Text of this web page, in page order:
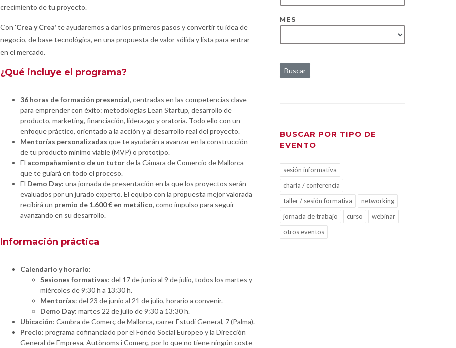
crecimiento de tu proyecto.
Con 'Crea y Crea' te ayudaremos a dar los primeros pasos y convertir tu idea de
negocio, de base tecnológica, en una propuesta de valor sólida y lista para entrar
en el mercado.
¿Qué incluye el programa?
36 horas de formación presencial, centradas en las competencias clave
para emprender con éxito: metodologías Lean Startup, desarrollo de
producto, marketing, financiación, liderazgo y oratoria. Todo ello con un
enfoque práctico, orientado a la acción y al desarrollo real del proyecto.
Mentorías personalizadas que te ayudarán a avanzar en la construcción
de tu producto mínimo viable (MVP) o prototipo.
El acompañamiento de un tutorde la Cámara de Comercio de Mallorca
que te guiará en todo el proceso.
El Demo Day: una jornada de presentación en la que los proyectos serán
evaluados por un jurado experto. El equipo con la propuesta mejor valorada
recibirá un premio de 1.600 € en metálico, como impulso para seguir
avanzando en su desarrollo.
Información práctica
Calendario y horario:
Sesiones formativas: del 17 de junio al 9 de julio, todos los martes y
miércoles de 9:30 h a 13:30 h.
Mentorías: del 23 de junio al 21 de julio, horario a convenir.
Demo Day: martes 22 de julio de 9:30 a 13:30 h.
Ubicación: Cambra de Comerç de Mallorca, carrer Estudi General, 7 (Palma).
Precio: programa cofinanciado por el Fondo Social Europeo y la Dirección
General de Empresa, Autònoms i Comerç, por lo que no tiene ningún coste
MES
Buscar
BUSCAR POR TIPO DE
EVENTO
sesión informativa
charla / conferencia
taller / sesión formativa
networking
jornada de trabajo
curso
webinar
otros eventos